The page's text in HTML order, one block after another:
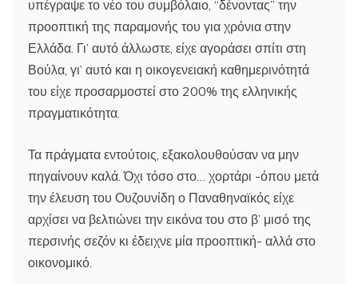
υπέγραψε το νέο του συμβόλαιο, “δένοντας” την
προοπτική της παραμονής του για χρόνια στην
Ελλάδα. Γι’ αυτό άλλωστε, είχε αγοράσει σπίτι στη
Βούλα, γι’ αυτό και η οικογενειακή καθημερινότητά
του είχε προσαρμοστεί στο 200% της ελληνικής
πραγματικότητα.
Τα πράγματα εντούτοις, εξακολουθούσαν να μην
πηγαίνουν καλά. Όχι τόσο στο… χορτάρι -όπου μετά
την έλευση του Ουζουνίδη ο Παναθηναϊκός είχε
αρχίσει να βελτιώνει την εικόνα του στο β’ μισό της
περσινής σεζόν κι έδειχνε μία προοπτική- αλλά στο
οικονομικό.